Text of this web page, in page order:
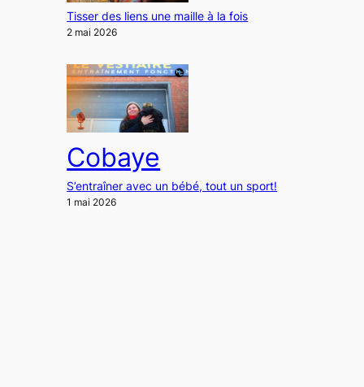
Tisser des liens une maille à la fois
2 mai 2026
Cobaye
S’entraîner avec un bébé, tout un sport!
1 mai 2026